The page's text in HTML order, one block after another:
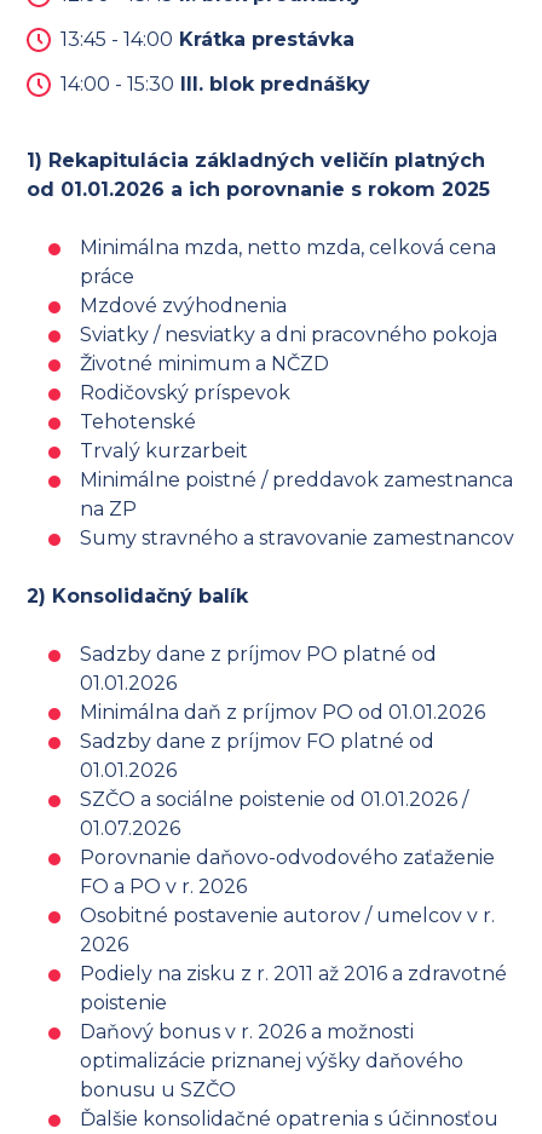
13:45 - 14:00 Krátka prestávka
14:00 - 15:30 III. blok prednášky
1) Rekapitulácia základných veličín platných
od 01.01.2026 a ich porovnanie s rokom 2025
Minimálna mzda, netto mzda, celková cena
práce
Mzdové zvýhodnenia
Sviatky / nesviatky a dni pracovného pokoja
Životné minimum a NČZD
Rodičovský príspevok
Tehotenské
Trvalý kurzarbeit
Minimálne poistné / preddavok zamestnanca
na ZP
Sumy stravného a stravovanie zamestnancov
2) Konsolidačný balík
Sadzby dane z príjmov PO platné od
01.01.2026
Minimálna daň z príjmov PO od 01.01.2026
Sadzby dane z príjmov FO platné od
01.01.2026
SZČO a sociálne poistenie od 01.01.2026 /
01.07.2026
Porovnanie daňovo-odvodového zaťaženie
FO a PO v r. 2026
Osobitné postavenie autorov / umelcov v r.
2026
Podiely na zisku z r. 2011 až 2016 a zdravotné
poistenie
Daňový bonus v r. 2026 a možnosti
optimalizácie priznanej výšky daňového
bonusu u SZČO
Ďalšie konsolidačné opatrenia s účinnosťou